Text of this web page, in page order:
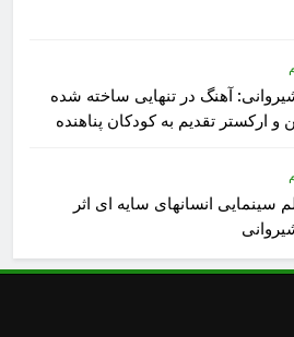
آهنگ در تنهایی ساخته شده
و ارکستر تقدیم به کودکان پناهنده
سینمایی انسانهای سایه ای اثر